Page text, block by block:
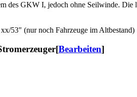
des GKW I, jedoch ohne Seilwinde. Die
53" (nur noch Fahrzeuge im Altbestand)
[Bearbeiten]